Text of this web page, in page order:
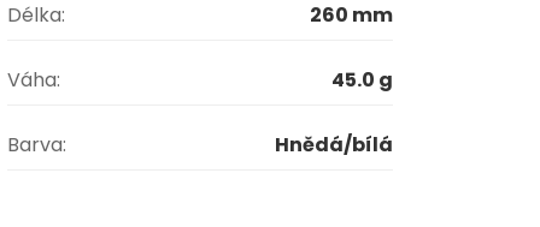
Délka: 260 mm
Váha: 45.0 g
Barva: Hnědá/bílá